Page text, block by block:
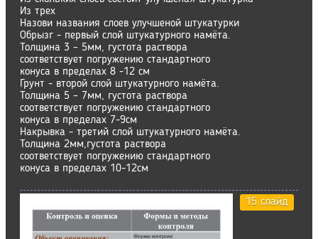
Из трех
Назови названия слоев улучшеной штукатурки
Обрызг - первый слой штукатурного намёта.
Толщина 3 – 5мм, густота раствора
соответствует погружению стандартного
конуса в пределах 8 -12 см
Грунт - второй слой штукатурного намёта.
Толщина 5 – 7мм, густота раствора
соответствует погружению стандартного
конуса в пределах 7-9см
Накрывка - третий слой штукатурного намёта.
Толщина 2мм,густота раствора
соответствует погружению стандартного
конуса в пределах 10-12см
15 слайд